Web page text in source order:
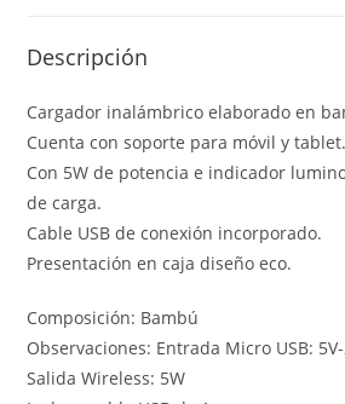
Descripción
Cargador inalámbrico elaborado en
Cuenta con soporte para móvil y tablet.
Con 5W de potencia e indicador
de carga.
Cable USB de conexión incorporado.
Presentación en caja diseño eco.
Composición: Bambú
Observaciones: Entrada Micro USB:
Salida Wireless: 5W